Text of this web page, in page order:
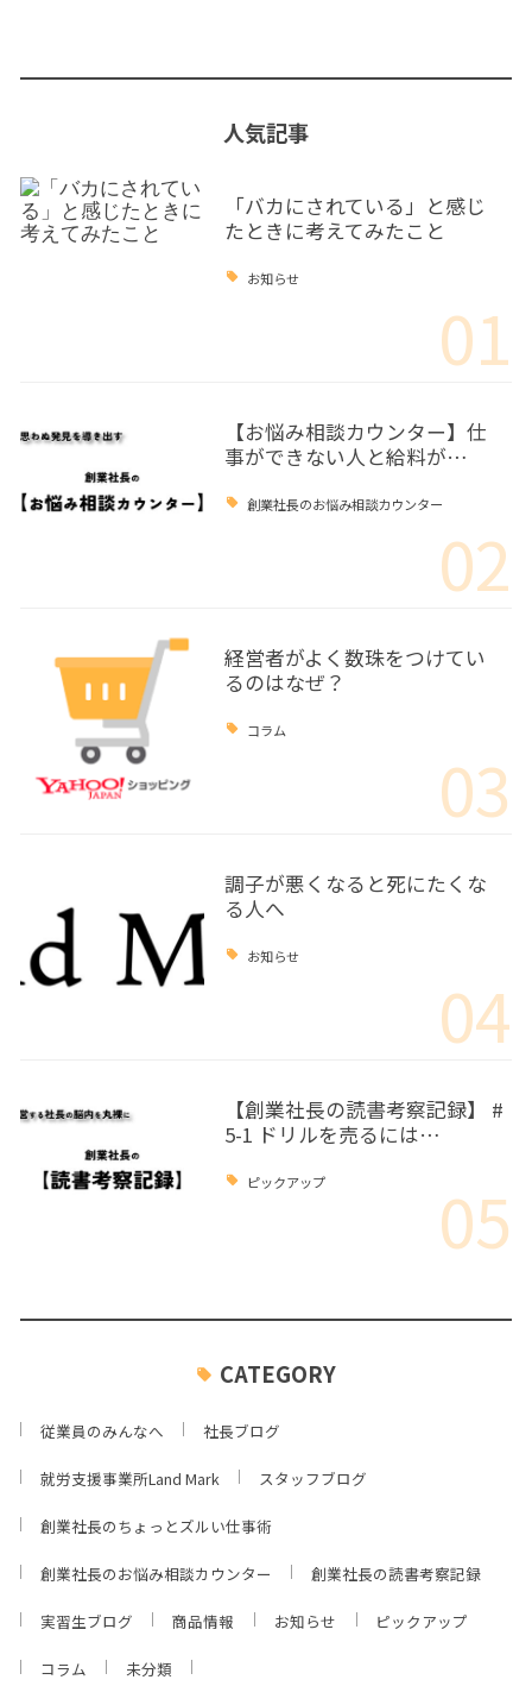
人気記事
「バカにされている」と感じ
たときに考えてみたこと
お知らせ
01
【お悩み相談カウンター】仕
事ができない人と給料が…
創業社長のお悩み相談カウンター
02
経営者がよく数珠をつけてい
るのはなぜ？
コラム
03
調子が悪くなると死にたくな
る人へ
お知らせ
04
【創業社長の読書考察記録】 #
5-1 ドリルを売るには…
ピックアップ 05
CATEGORY
従業員のみんなへ 社長ブログ
就労支援事業所Land Mark スタッフブログ
創業社長のちょっとズルい仕事術
創業社長のお悩み相談カウンター 創業社長の読書考察記録
実習生ブログ 商品情報 お知らせ ピックアップ
コラム 未分類